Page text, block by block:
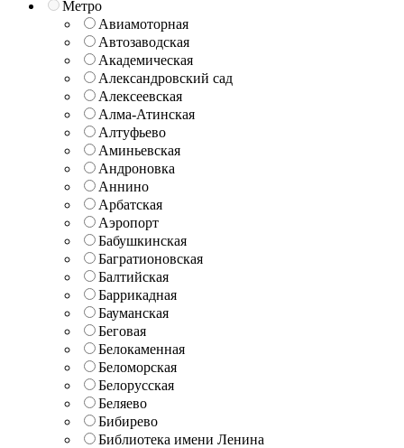
Метро
Авиамоторная
Автозаводская
Академическая
Александровский сад
Алексеевская
Алма-Атинская
Алтуфьево
Аминьевская
Андроновка
Аннино
Арбатская
Аэропорт
Бабушкинская
Багратионовская
Балтийская
Баррикадная
Бауманская
Беговая
Белокаменная
Беломорская
Белорусская
Беляево
Бибирево
Библиотека имени Ленина